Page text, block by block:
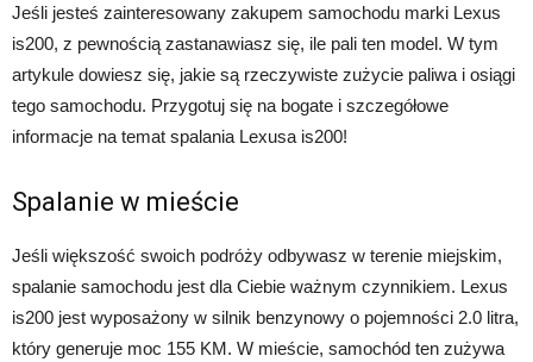
Jeśli jesteś zainteresowany zakupem samochodu marki Lexus
is200, z pewnością zastanawiasz się, ile pali ten model. W tym
artykule dowiesz się, jakie są rzeczywiste zużycie paliwa i osiągi
tego samochodu. Przygotuj się na bogate i szczegółowe
informacje na temat spalania Lexusa is200!
Spalanie w mieście
Jeśli większość swoich podróży odbywasz w terenie miejskim,
spalanie samochodu jest dla Ciebie ważnym czynnikiem. Lexus
is200 jest wyposażony w silnik benzynowy o pojemności 2.0 litra,
który generuje moc 155 KM. W mieście, samochód ten zużywa